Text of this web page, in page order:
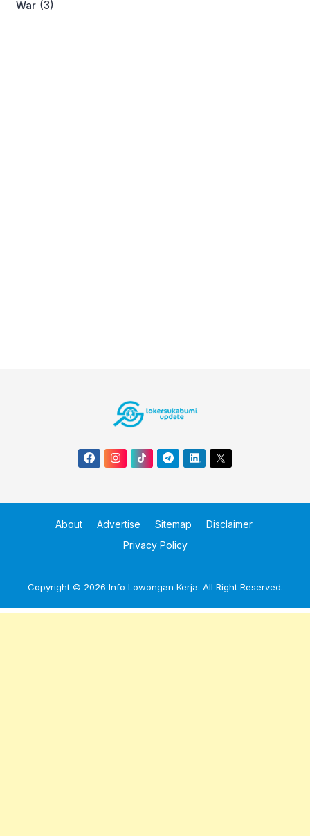
War (3)
About Advertise Sitemap
Disclaimer
Privacy Policy
Copyright © 2026 Info Lowongan Kerja. All Right Reserved.